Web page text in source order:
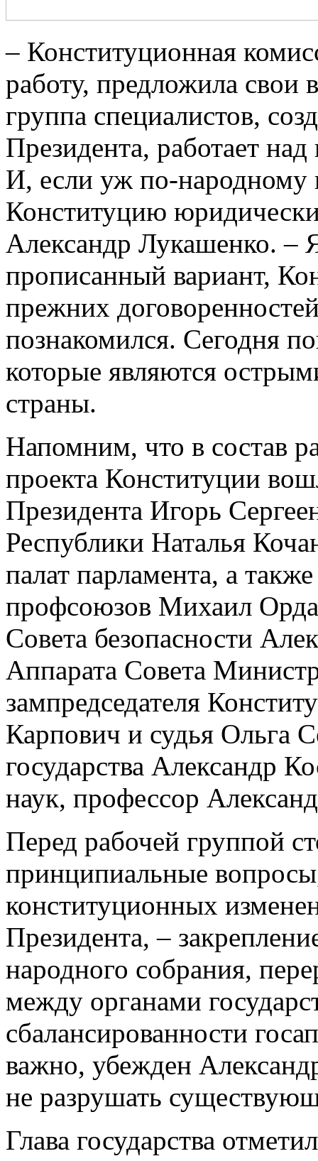
– Конституционная
работу, предложила свои
группа специалистов,
Президента, работает
И, если уж по-народному
Конституцию
Александр Лукашенко. –
прописанный вариант,
прежних
познакомился. Сегодня
которые являются
страны.
Напомним, что в состав
проекта Конституции
Президента Игорь
Республики Наталья
палат парламента, а
профсоюзов Михаил Орда,
Совета безопасности
Аппарата Совета
зампредседателя
Карпович и судья Ольга
государства Александр
наук, профессор
Перед рабочей группой
принципиальные
конституционных
Президента, –
народного собрания,
между органами
сбалансированности
важно, убежден
не разрушать
Глава государства